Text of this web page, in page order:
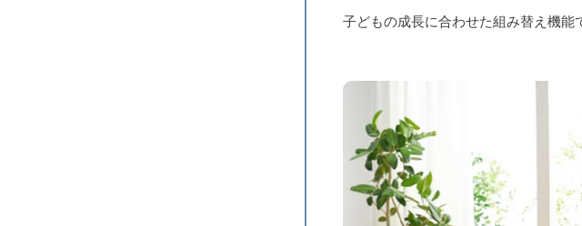
子どもの成長に合わせた組み替え機能